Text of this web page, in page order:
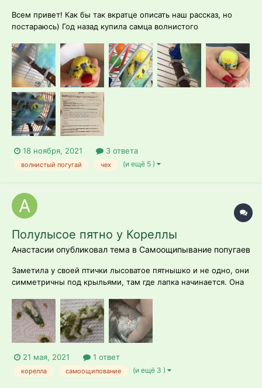
Всем привет! Как бы так вкратце описать наш рассказ, но
постараюсь) Год назад купила самца волнистого
Сейчас ему 1 год и 3 месяца. Изначально попугайчик был
бодрым и весёлым, с хорошим аппетитом, единственное-
мне не очень нравился его...
18 ноября, 2021 3 ответа
волнистый погугай чех (и ещё 5 )
Полулысое пятно у Кореллы
Анастасии опубликовал тема в Самоощипывание попугаев
Заметила у своей птички лысоватое пятнышко и не одно, они
симметричны под крыльями, там где лапка начинается. Она
этом она иногда сильно тянет пушок и иногда кричит. По
рациону ничего не менялось. Помет по форме нормальный,
но замечаю в нем че...
21 мая, 2021 1 ответ
корелла самоощипование (и ещё 3 )